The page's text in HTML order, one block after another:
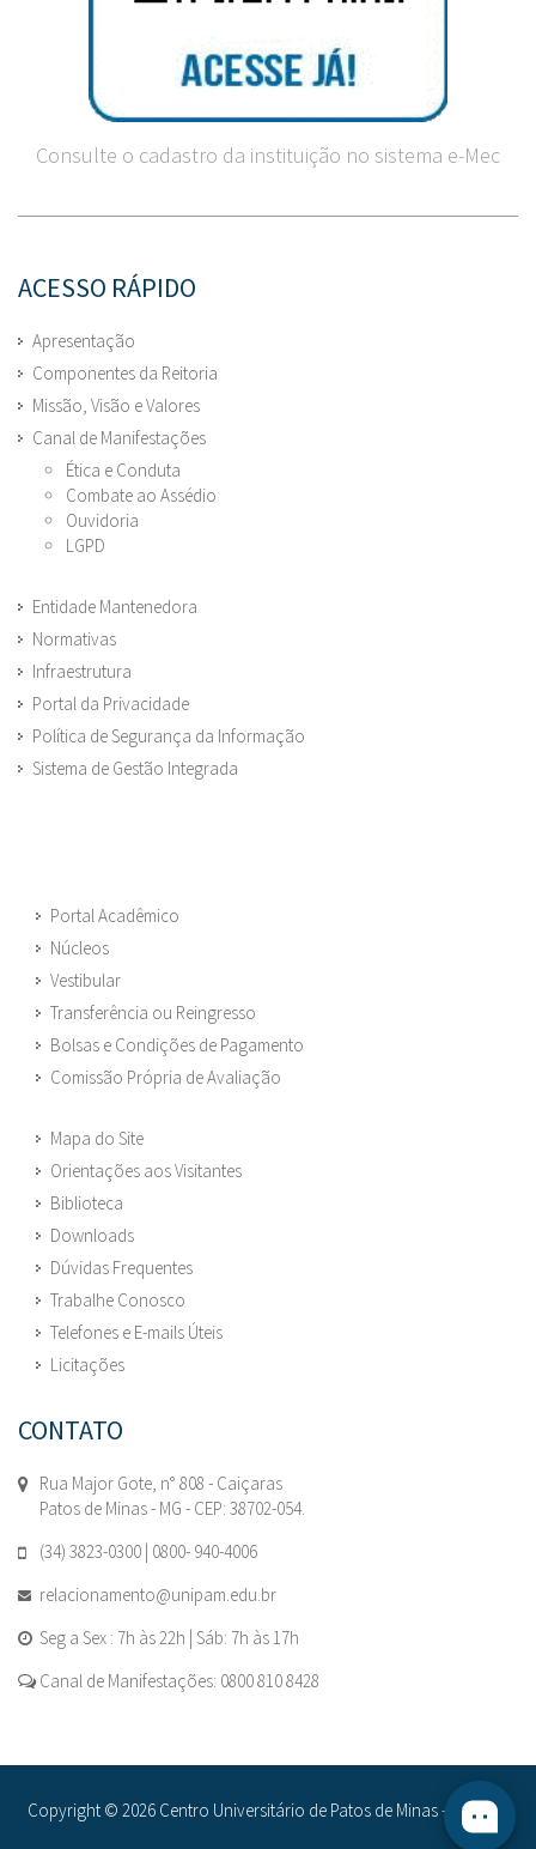
Consulte o cadastro da instituição no sistema e-Mec
ACESSO RÁPIDO
Apresentação
Componentes da Reitoria
Missão, Visão e Valores
Canal de Manifestações
Ética e Conduta
Combate ao Assédio
Ouvidoria
LGPD
Entidade Mantenedora
Normativas
Infraestrutura
Portal da Privacidade
Política de Segurança da Informação
Sistema de Gestão Integrada
Portal Acadêmico
Núcleos
Vestibular
Transferência ou Reingresso
Bolsas e Condições de Pagamento
Comissão Própria de Avaliação
Mapa do Site
Orientações aos Visitantes
Biblioteca
Downloads
Dúvidas Frequentes
Trabalhe Conosco
Telefones e E-mails Úteis
Licitações
CONTATO
Rua Major Gote, n° 808 - Caiçaras
Patos de Minas - MG - CEP: 38702-054.
(34) 3823-0300 | 0800- 940-4006
relacionamento@unipam.edu.br
Seg a Sex : 7h às 22h | Sáb: 7h às 17h
Canal de Manifestações: 0800 810 8428
Copyright © 2026 Centro Universitário de Patos de Minas - UNIPAM.